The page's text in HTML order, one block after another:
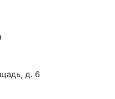
д. 6